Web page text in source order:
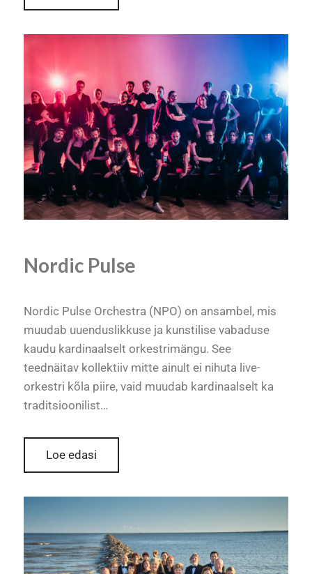
Nordic Pulse
Nordic Pulse Orchestra (NPO) on ansambel, mis
muudab uuenduslikkuse ja kunstilise vabaduse
kaudu kardinaalselt orkestrimängu. See
teednäitav kollektiiv mitte ainult ei nihuta live-
orkestri kõla piire, vaid muudab kardinaalselt ka
traditsioonilist…
Loe edasi